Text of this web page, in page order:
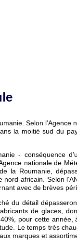
Selon
la moitié sud du
- conséquence
nationale de
la Roumanie,
nord-africain. Selon
avec de brèves
du détail
de glaces,
pour cette
Le temps très
marques et